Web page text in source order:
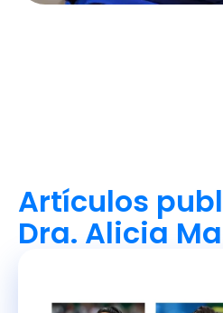
Artículos
Dra. Alicia